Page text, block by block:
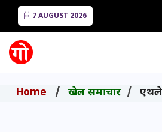
7 AUGUST 2026
Home खेल समाचार